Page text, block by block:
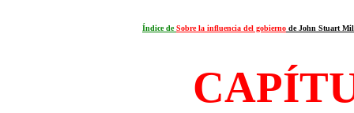
Índice deSobre la influencia del gobierno de John Stuart